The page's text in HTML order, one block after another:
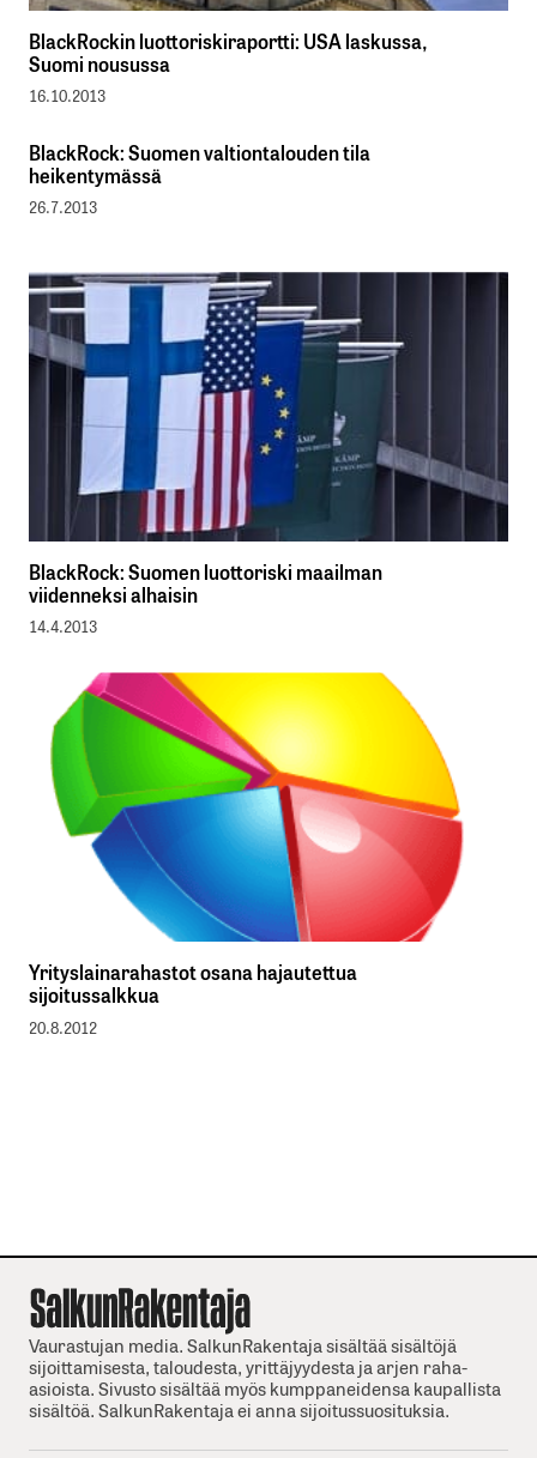
BlackRockin luottoriskiraportti: USA laskussa,
Suomi nousussa
16.10.2013
BlackRock: Suomen valtiontalouden tila
heikentymässä
26.7.2013
BlackRock: Suomen luottoriski maailman
viidenneksi alhaisin
14.4.2013
Yrityslainarahastot osana hajautettua
sijoitussalkkua
20.8.2012
Vaurastujan media. SalkunRakentaja sisältää sisältöjä
sijoittamisesta, taloudesta, yrittäjyydesta ja arjen raha-
asioista. Sivusto sisältää myös kumppaneidensa kaupallista
sisältöä. SalkunRakentaja ei anna sijoitussuosituksia.